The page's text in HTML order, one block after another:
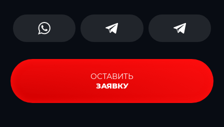
ОСТАВИТЬ
ЗАЯВКУ